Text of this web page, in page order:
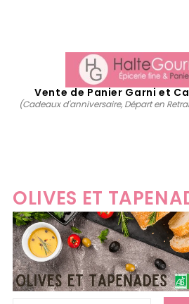
Vente de Panier Garni et
(Cadeaux d'anniversaire, Départ en
OLIVES ET